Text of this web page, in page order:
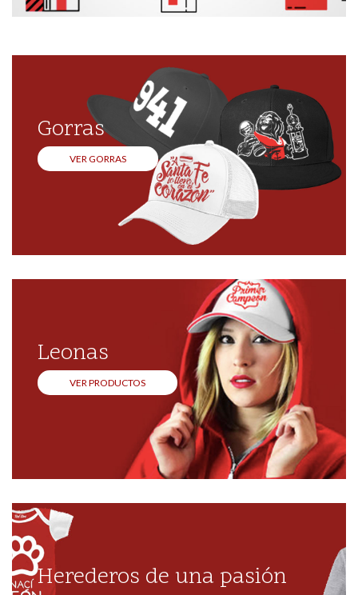
Gorras
VER GORRAS
Leonas
VER PRODUCTOS
Herederos de una pasión